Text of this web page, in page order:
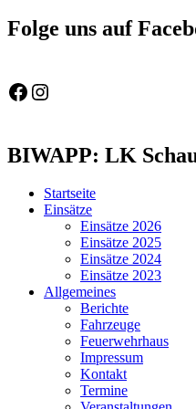
Folge uns auf
Feuerwehr Gemeinde Wölpinghausen
BIWAPP: LK
Startseite
Einsätze
Einsätze 2026
Einsätze 2025
Einsätze 2024
Einsätze 2023
Allgemeines
Berichte
Fahrzeuge
Feuerwehrhaus
Impressum
Kontakt
Termine